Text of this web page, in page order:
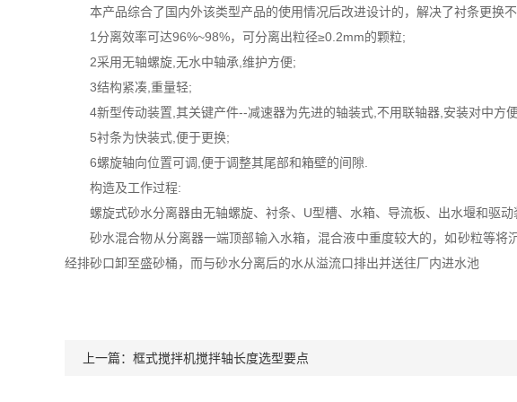
本产品综合了国内外该类型产品的使用情况后改进设计的，解决了衬条更换
1分离效率可达96%~98%，可分离出粒径≥0.2mm的颗粒;
2采用无轴螺旋,无水中轴承,维护方便;
3结构紧凑,重量轻;
4新型传动装置,其关键产件--减速器为先进的轴装式,不用联轴器,安装对中方
5衬条为快装式,便于更换;
6螺旋轴向位置可调,便于调整其尾部和箱壁的间隙.
构造及工作过程:
螺旋式砂水分离器由无轴螺旋、衬条、U型槽、水箱、导流板、出水堰和驱动
砂水混合物从分离器一端顶部输入水箱，混合液中重度较大的，如砂粒等
经排砂口卸至盛砂桶，而与砂水分离后的水从溢流口排出并送往厂内进水池
上一篇： 框式搅拌机搅拌轴长度选型要点